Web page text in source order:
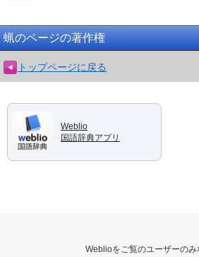
蝋のページの著作権
トップページに戻る
Weblio
国語辞典アプリ
Weblioをご覧のユーザーのみ